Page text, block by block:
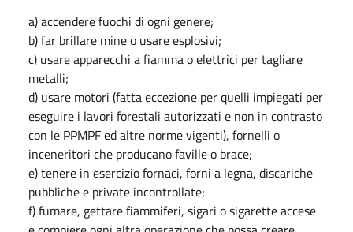
a) accendere fuochi di ogni genere;
b) far brillare mine o usare esplosivi;
c) usare apparecchi a fiamma o elettrici per tagliare
metalli;
d) usare motori (fatta eccezione per quelli impiegati per
eseguire i lavori forestali autorizzati e non in contrasto
con le PPMPF ed altre norme vigenti), fornelli o
inceneritori che producano faville o brace;
e) tenere in esercizio fornaci, forni a legna, discariche
pubbliche e private incontrollate;
f) fumare, gettare fiammiferi, sigari o sigarette accese